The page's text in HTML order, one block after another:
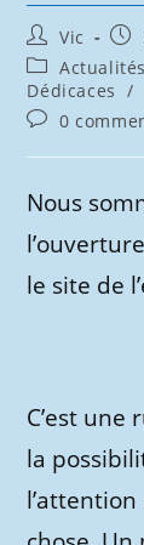
Auteur/
de
la
publication :
Vic
Post
category:
Dédicaces
/
la
0
Nous
le site de
C’est
la